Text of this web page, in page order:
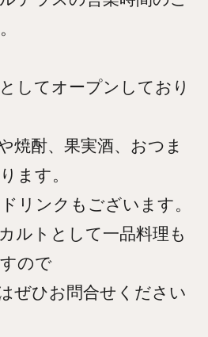
してオープンしており
焼酎、果実酒、おつま
ます。
リンクもございます。
ルトとして一品料理も
ので
ぜひお問合せください